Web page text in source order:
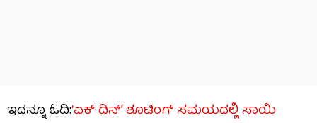
ಇದನ್ನೂ ಓದಿ:‘ಏಕ್ ದಿನ್’ ಶೂಟಿಂಗ್ ಸಮಯದಲ್ಲಿ ಸಾಯಿ